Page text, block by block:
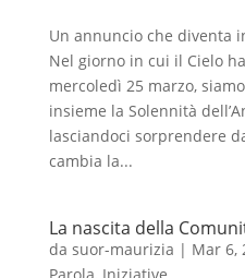
Un annuncio che diventa
Nel giorno in cui il Cielo
mercoledì 25 marzo,
insieme la Solennità
lasciandoci sorprendere
cambia la...
La nascita della
da suor-maurizia | Mar 6,